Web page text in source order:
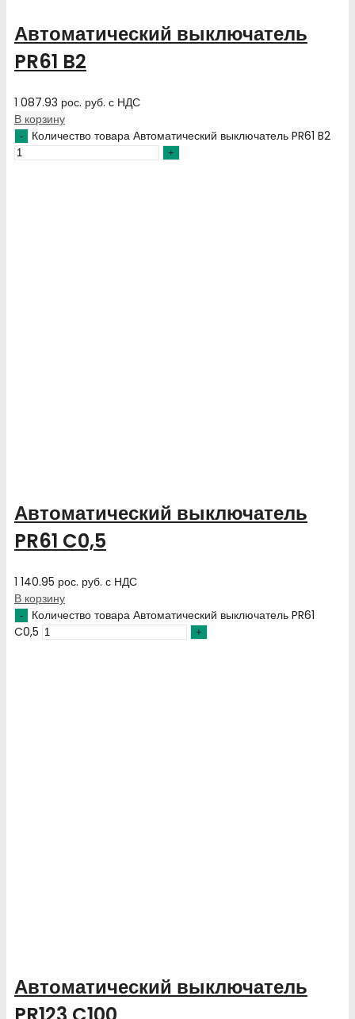
Автоматический выключатель
PR61 B2
1 087.93 рос. руб. с НДС
В корзину
Количество товара Автоматический выключатель PR61 B2
Автоматический выключатель
PR61 C0,5
1 140.95 рос. руб. с НДС
В корзину
Количество товара Автоматический выключатель PR61
C0,5
Автоматический выключатель